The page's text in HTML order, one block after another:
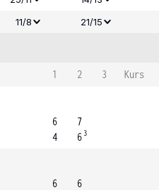
11/8 21/15
1 2 3
Kurs
6
4
7
6 3
6
6